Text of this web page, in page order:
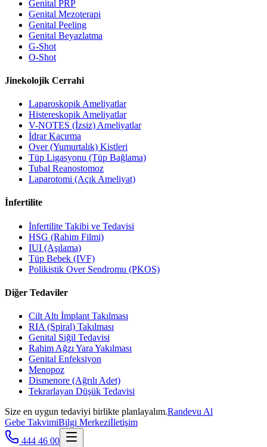
Genital PRP
Genital Mezoterapi
Genital Peeling
Genital Beyazlatma
G-Shot
O-Shot
Jinekolojik Cerrahi
Laparoskopik Ameliyatlar
Histereskopik Ameliyatlar
V-NOTES (İzsiz) Ameliyatlar
İdrar Kaçırma
Over (Yumurtalık) Kistleri
Tüp Ligasyonu (Tüp Bağlama)
Tubal Reanostomoz
Laparotomi (Açık Ameliyat)
İnfertilite
İnfertilite Takibi ve Tedavisi
HSG (Rahim Filmi)
IUI (Aşılama)
Tüp Bebek (IVF)
Polikistik Over Sendromu (PKOS)
Diğer Tedaviler
Cilt Altı İmplant Takılması
RIA (Spiral) Takılması
Genital Siğil Tedavisi
Rahim Ağzı Yara Yakılması
Genital Enfeksiyon
Menopoz
Dismenore (Ağrılı Adet)
Tekrarlayan Düşük Tedavisi
Size en uygun tedaviyi birlikte planlayalım.Randevu Al
Gebe TakvimiBilgi Merkeziİletişim
444 46 00